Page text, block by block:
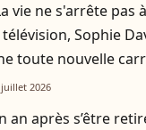
vie ne s'arrête pas
télévision, Sophie
toute nouvelle
juillet 2026
an après s’être